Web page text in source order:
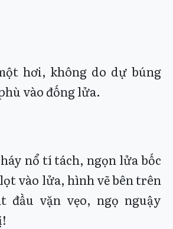
hơi, không do dự búng
vào đống lửa.
nổ tí tách, ngọn lửa bốc
vào lửa, hình vẽ bên trên
đầu vặn vẹo, ngọ nguậy